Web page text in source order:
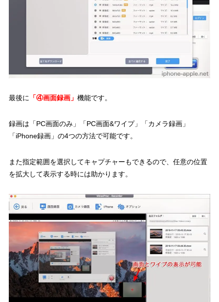
最後に 「④画面録画」 機能です。
録画は「PC画面のみ」「PC画面&ワイプ」「カメラ録画」
「iPhone録画」の4つの方法で可能です。
また指定範囲を選択してキャプチャーもできるので、任意の位置
を拡大して表示する時には助かります。